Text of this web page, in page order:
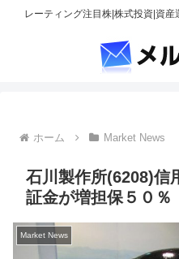
レーティング注目株|株式投資|資
ホーム Market News
石川製作所(6208)信
証金が増担保５０％
Market News